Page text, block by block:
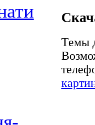
Темы